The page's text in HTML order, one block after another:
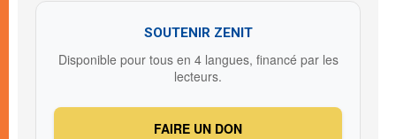
SOUTENIR ZENIT
Disponible pour tous en 4 langues, financé par les
lecteurs.
FAIRE UN DON